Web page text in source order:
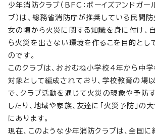
少年消防クラブ（BFC：ボーイズアンドガー
ブ）は、総務省消防庁が推奨している民間
女の頃から火災に関する知識を身に付け、
ら火災を出さない環境を作るこを目的とし
のです。
このクラブは、おおむね小学校4年から中
対象として編成されており、学校教育の場
で、クラブ活動を通じて火災の現象や予防
したり、地域や家族、友達に「火災予防」の
にあります。
現在、このような少年消防クラブは、全国